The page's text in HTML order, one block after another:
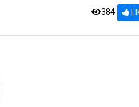
384